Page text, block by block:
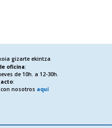
oficina:
de 10h. a 12-30h.
:
nosotros aquí